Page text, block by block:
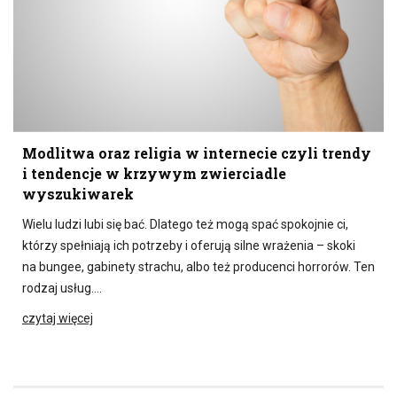
Modlitwa oraz religia w internecie czyli trendy
i tendencje w krzywym zwierciadle
wyszukiwarek
Wielu ludzi lubi się bać. Dlatego też mogą spać spokojnie ci,
którzy spełniają ich potrzeby i oferują silne wrażenia – skoki
na bungee, gabinety strachu, albo też producenci horrorów. Ten
rodzaj usług….
czytaj więcej